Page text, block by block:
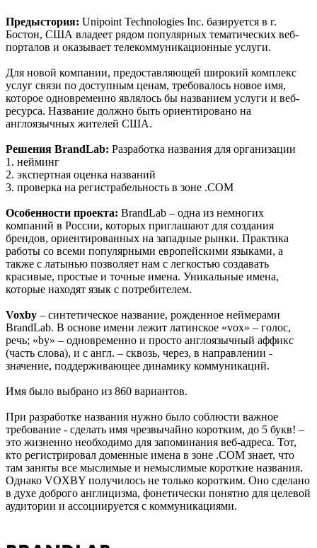
Предыстория: Unipoint Technologies Inc. базируется в г.
Бостон, США владеет рядом популярных тематических веб-
порталов и оказывает телекоммуникационные услуги.
Для новой компании, предоставляющей широкий комплекс
услуг связи по доступным ценам, требовалось новое имя,
которое одновременно являлось бы названием услуги и веб-
ресурса. Название должно быть ориентировано на
англоязычных жителей США.
Решения BrandLab: Разработка названия для организации
1. нейминг
2. экспертная оценка названий
3. проверка на регистрабельность в зоне .COM
Особенности проекта: BrandLab – одна из немногих
компаний в России, которых приглашают для создания
брендов, ориентированных на западные рынки. Практика
работы со всеми популярными европейскими языками, а
также с латынью позволяет нам с легкостью создавать
красивые, простые и точные имена. Уникальные имена,
которые находят язык с потребителем.
Voxby – синтетическое название, рожденное неймерами
BrandLab. В основе имени лежит латинское «vox» – голос,
речь; «by» – одновременно и просто англоязычный аффикс
(часть слова), и с англ. – сквозь, через, в направлении -
значение, поддерживающее динамику коммуникаций.
Имя было выбрано из 860 вариантов.
При разработке названия нужно было соблюсти важное
требование - сделать имя чрезвычайно коротким, до 5 букв! –
это жизненно необходимо для запоминания веб-адреса. Тот,
кто регистрировал доменные имена в зоне .COM знает, что
там заняты все мыслимые и немыслимые короткие названия.
Однако VOXBY получилось не только коротким. Оно сделано
в духе доброго англицизма, фонетически понятно для целевой
аудитории и ассоциируется с коммуникациями.